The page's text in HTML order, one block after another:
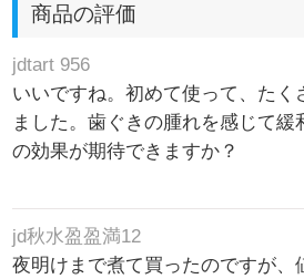
商品の評価
jdtart 956
いいですね。初めて使って、たく
ました。歯ぐきの腫れを感じて緩
の効果が期待できますか？
jd秋水盈盈満12
夜明けまで煮て買ったのですが、